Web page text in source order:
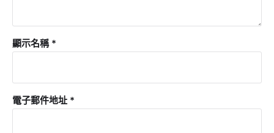
顯示名稱 *
電子郵件地址 *